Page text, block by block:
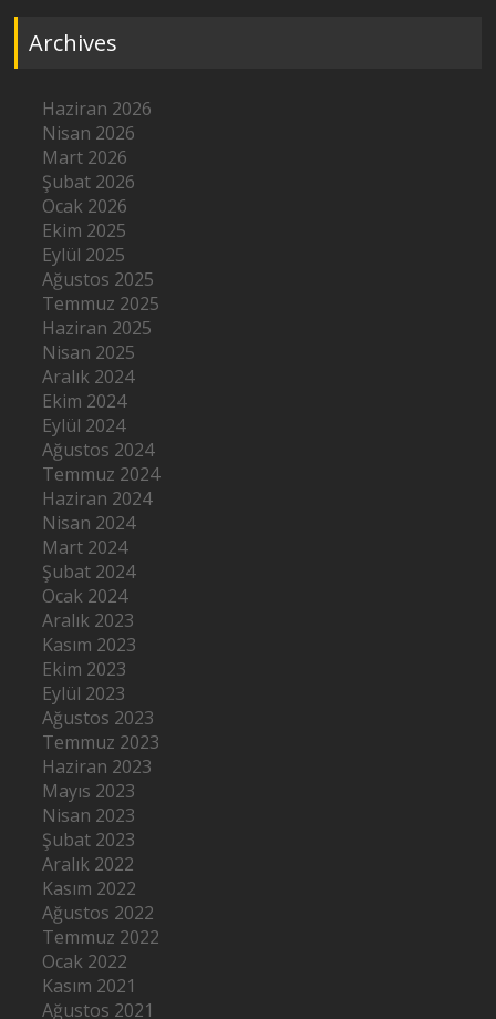
Archives
Haziran 2026
Nisan 2026
Mart 2026
Şubat 2026
Ocak 2026
Ekim 2025
Eylül 2025
Ağustos 2025
Temmuz 2025
Haziran 2025
Nisan 2025
Aralık 2024
Ekim 2024
Eylül 2024
Ağustos 2024
Temmuz 2024
Haziran 2024
Nisan 2024
Mart 2024
Şubat 2024
Ocak 2024
Aralık 2023
Kasım 2023
Ekim 2023
Eylül 2023
Ağustos 2023
Temmuz 2023
Haziran 2023
Mayıs 2023
Nisan 2023
Şubat 2023
Aralık 2022
Kasım 2022
Ağustos 2022
Temmuz 2022
Ocak 2022
Kasım 2021
Ağustos 2021